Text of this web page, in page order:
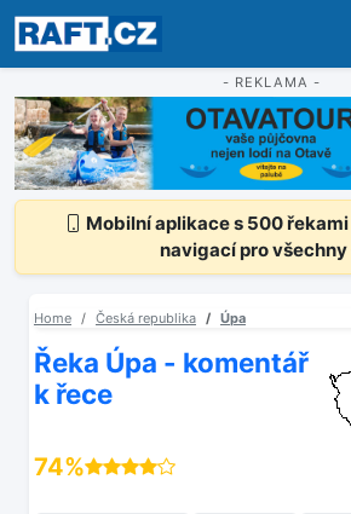
Registrace Přihlášení
- REKLAMA -
Mobilní aplikace s 500 řekami
navigací pro všechny
Home Česká republika Úpa
Řeka Úpa - komentář
k řece
74%